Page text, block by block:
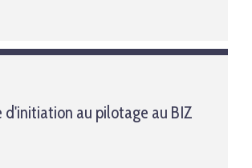
d'initiation au pilotage au BIZ